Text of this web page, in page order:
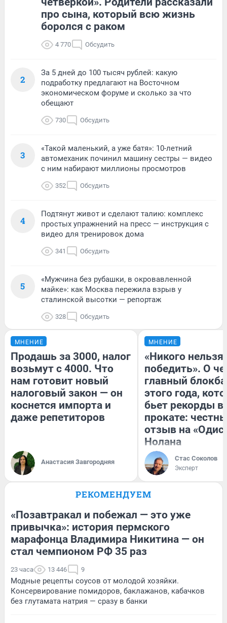
про сына, который всю жизнь
боролся с раком
4 770 Обсудить
2
За 5 дней до 100 тысяч рублей: какую
подработку предлагают на Восточном
экономическом форуме и сколько за что
обещают
730 Обсудить
3
«Такой маленький, а уже батя»: 10-летний
автомеханик починил машину сестры — видео
с ним набирают миллионы просмотров
352 Обсудить
4
Подтянут живот и сделают талию: комплекс
простых упражнений на пресс — инструкция с
видео для тренировок дома
341 Обсудить
5
«Мужчина без рубашки, в окровавленной
майке»: как Москва пережила взрыв у
сталинской высотки — репортаж
328 Обсудить
МНЕНИЕ
Продашь за 3000, налог
возьмут с 4000. Что
нам готовит новый
налоговый закон — он
коснется импорта и
даже репетиторов
Анастасия Завгородняя
МНЕНИЕ
«Никого нельзя
победить». О
главный
этого года,
бьет рекорды в
прокате:
отзыв на
Нолана
Стас Соколов
Эксперт
РЕКОМЕНДУЕМ
«Позавтракал и побежал — это уже
привычка»: история пермского
марафонца Владимира Никитина — он
стал чемпионом РФ 35 раз
23 часа 13 446 9
Модные рецепты соусов от молодой хозяйки.
Консервирование помидоров, баклажанов, кабачков
без глутамата натрия — сразу в банки